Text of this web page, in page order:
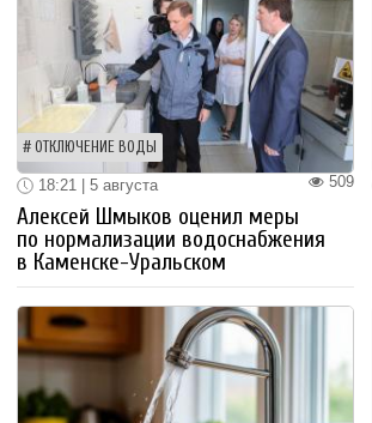
ОТКЛЮЧЕНИЕ ВОДЫ
509
18:21 | 5 августа
Алексей Шмыков оценил меры
по нормализации водоснабжения
в Каменске-Уральском